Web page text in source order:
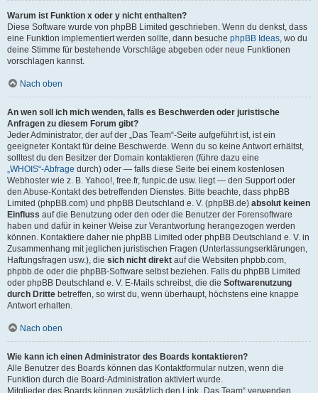
Warum ist Funktion x oder y nicht enthalten?
Diese Software wurde von phpBB Limited geschrieben. Wenn du denkst, dass
eine Funktion implementiert werden sollte, dann besuche phpBB Ideas, wo du
deine Stimme für bestehende Vorschläge abgeben oder neue Funktionen
vorschlagen kannst.
Nach oben
An wen soll ich mich wenden, falls es Beschwerden oder juristische
Anfragen zu diesem Forum gibt?
Jeder Administrator, der auf der „Das Team“-Seite aufgeführt ist, ist ein
geeigneter Kontakt für deine Beschwerde. Wenn du so keine Antwort erhältst,
solltest du den Besitzer der Domain kontaktieren (führe dazu eine
„WHOIS“-Abfrage durch) oder — falls diese Seite bei einem kostenlosen
Webhoster wie z. B. Yahoo!, free.fr, funpic.de usw. liegt — den Support oder
den Abuse-Kontakt des betreffenden Dienstes. Bitte beachte, dass phpBB
Limited (phpBB.com) und phpBB Deutschland e. V. (phpBB.de) absolut keinen
Einfluss auf die Benutzung oder den oder die Benutzer der Forensoftware
haben und dafür in keiner Weise zur Verantwortung herangezogen werden
können. Kontaktiere daher nie phpBB Limited oder phpBB Deutschland e. V. in
Zusammenhang mit jeglichen juristischen Fragen (Unterlassungserklärungen,
Haftungsfragen usw.), die sich nicht direkt auf die Websiten phpbb.com,
phpbb.de oder die phpBB-Software selbst beziehen. Falls du phpBB Limited
oder phpBB Deutschland e. V. E-Mails schreibst, die die Softwarenutzung
durch Dritte betreffen, so wirst du, wenn überhaupt, höchstens eine knappe
Antwort erhalten.
Nach oben
Wie kann ich einen Administrator des Boards kontaktieren?
Alle Benutzer des Boards können das Kontaktformular nutzen, wenn die
Funktion durch die Board-Administration aktiviert wurde.
Mitglieder des Boards können zusätzlich den Link „Das Team“ verwenden.